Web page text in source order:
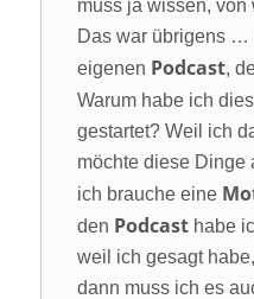
muss ja wissen, von
Das war übrigens …
eigenen Podcast,
Warum habe ich
gestartet? Weil ich
möchte diese Dinge
ich brauche eine
den Podcasthabe
weil ich gesagt
dann muss ich es